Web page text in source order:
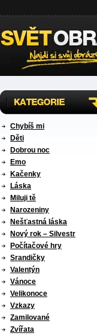
Chybíš mi
Děti
Dobrou noc
Emo
Kačenky
Láska
Miluji tě
Narozeniny
Nešťastná láska
Nový rok – Silvestr
Počítačové hry
Srandičky
Valentýn
Vánoce
Velikonoce
Vzkazy
Zamilované
Zvířata